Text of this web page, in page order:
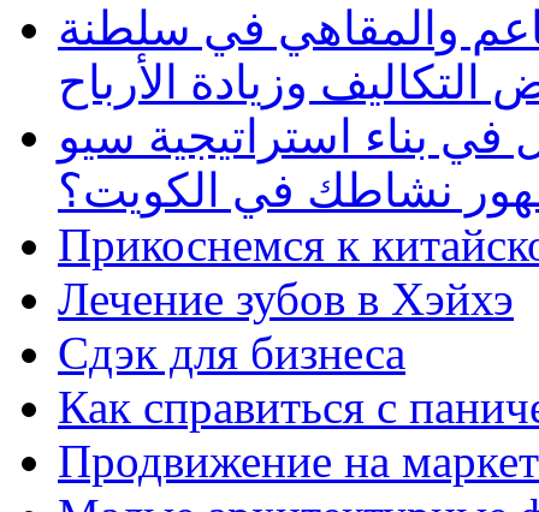
والمقاهي في سلطنة
وزيادة الأرباح
بناء استراتيجية سيو
نشاطك في الكويت؟
Прикоснемся к
Лечение зубов в Хэйхэ
Сдэк для бизнеса
Как справиться с
Продвижение на